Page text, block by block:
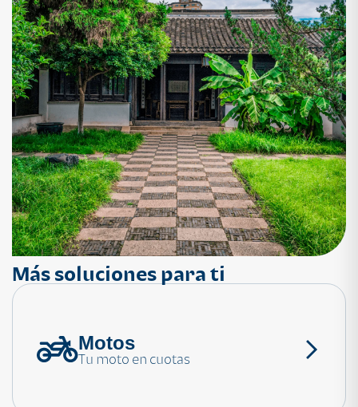
¿Necesitas ayuda?
Más soluciones para ti
Motos
Tu moto en cuotas